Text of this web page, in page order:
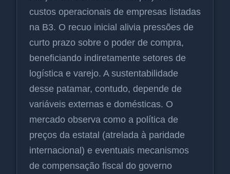
custos operacionais de empresas listadas
na B3. O recuo inicial alivia pressões de
curto prazo sobre o poder de compra,
beneficiando indiretamente setores de
logística e varejo. A sustentabilidade
desse patamar, contudo, depende de
variáveis externas e domésticas. O
mercado observa como a política de
preços da estatal (atrelada à paridade
internacional) e eventuais mecanismos
de compensação fiscal do governo